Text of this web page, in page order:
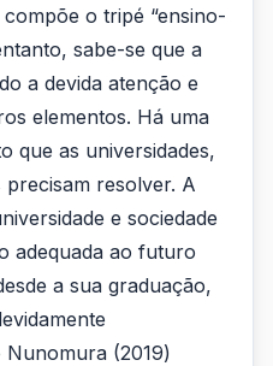
o tripé “ensino-
sabe-se que a
a devida atenção e
elementos. Há uma
que as universidades,
resolver. A
e sociedade
adequada ao futuro
a sua graduação,
Nunomura (2019)